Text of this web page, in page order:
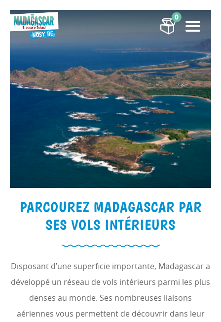
0
PARCOUREZ MADAGASCAR PAR
SES VOLS INTÉRIEURS
Disposant d’une superficie importante, Madagascar a
développé un réseau de vols intérieurs parmi les plus
denses au monde. Ses nombreuses liaisons
aériennes vous permettent de découvrir dans leur